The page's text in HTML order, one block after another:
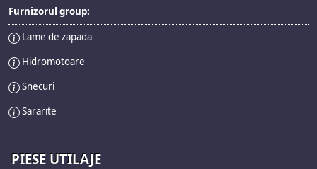
Furnizorul group:
Lame de zapada
Hidromotoare
Snecuri
Sararite
PIESE UTILAJE